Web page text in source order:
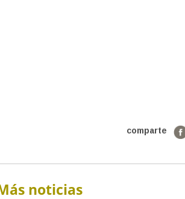
comparte
noticias